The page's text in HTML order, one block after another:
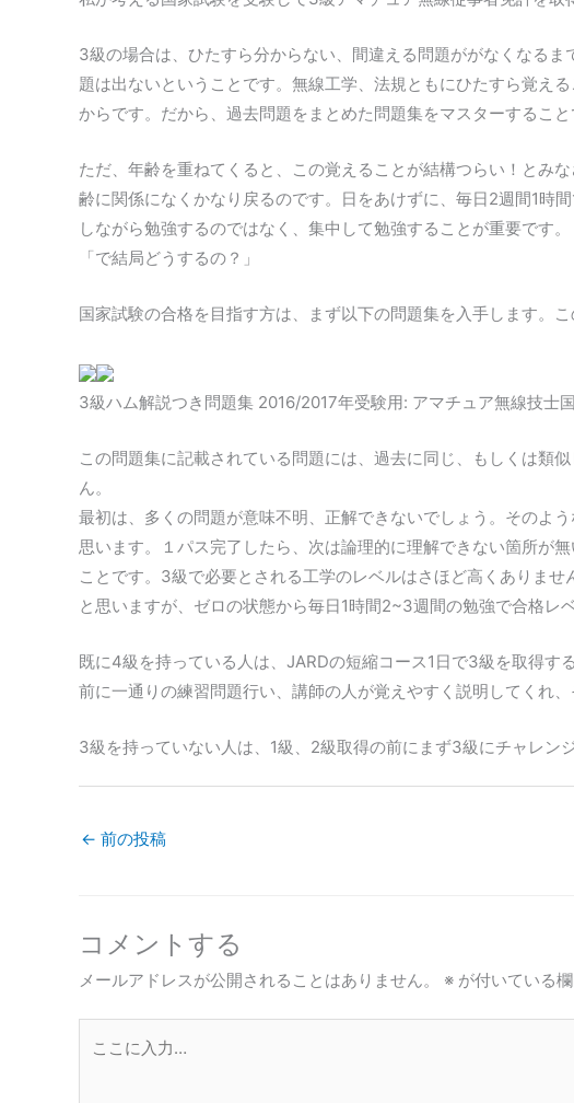
3級の場合は、ひたすら分からない、間違える問題ががなくなる
題は出ないということです。無線工学、法規ともにひたすら覚え
からです。だから、過去問題をまとめた問題集をマスターするこ
ただ、年齢を重ねてくると、この覚えることが結構つらい！とみな
齢に関係になくかなり戻るのです。日をあけずに、毎日2週間1時
しながら勉強するのではなく、集中して勉強することが重要です。
「で結局どうするの？」
国家試験の合格を目指す方は、まず以下の問題集を入手します。
3級ハム解説つき問題集 2016/2017年受験用: アマチュア無線技士
この問題集に記載されている問題には、過去に同じ、もしくは類
ん。
最初は、多くの問題が意味不明、正解できないでしょう。そのよ
思います。１パス完了したら、次は論理的に理解できない箇所が
ことです。3級で必要とされる工学のレベルはさほど高くありま
と思いますが、ゼロの状態から毎日1時間2~3週間の勉強で合格レ
既に4級を持っている人は、JARDの短縮コース1日で3級を取得
前に一通りの練習問題行い、講師の人が覚えやすく説明してくれ
3級を持っていない人は、1級、2級取得の前にまず3級にチャレン
← 前の投稿
コメントする
メールアドレスが公開されることはありません。 ※ が付いている